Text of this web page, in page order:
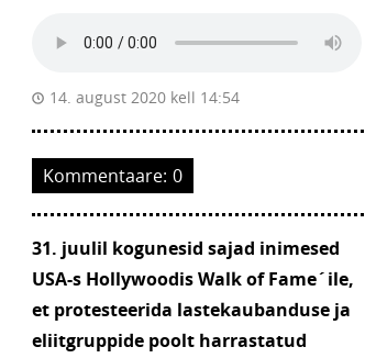
14. august 2020 kell 14:54
Kommentaare: 0
31. juulil kogunesid sajad inimesed
USA-s Hollywoodis Walk of Fame´ile,
et protesteerida lastekaubanduse ja
eliitgruppide poolt harrastatud